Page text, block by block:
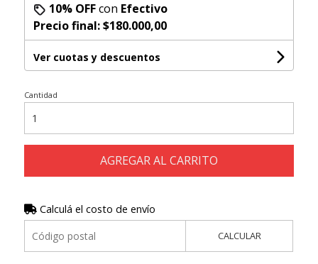
10% OFFcon Efectivo
Precio final:$180.000,00
Ver cuotas y descuentos
Cantidad
AGREGAR AL CARRITO
Calculá el costo de envío
CALCULAR